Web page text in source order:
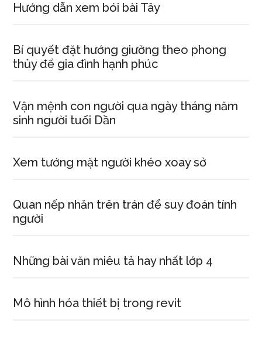
Hướng dẫn xem bói bài Tây
Bí quyết đặt hướng giường theo phong
thủy để gia đình hạnh phúc
Vận mệnh con người qua ngày tháng năm
sinh người tuổi Dần
Xem tướng mặt người khéo xoay sở
Quan nếp nhăn trên trán để suy đoán tính
người
Những bài văn miêu tả hay nhất lớp 4
Mô hình hóa thiết bị trong revit